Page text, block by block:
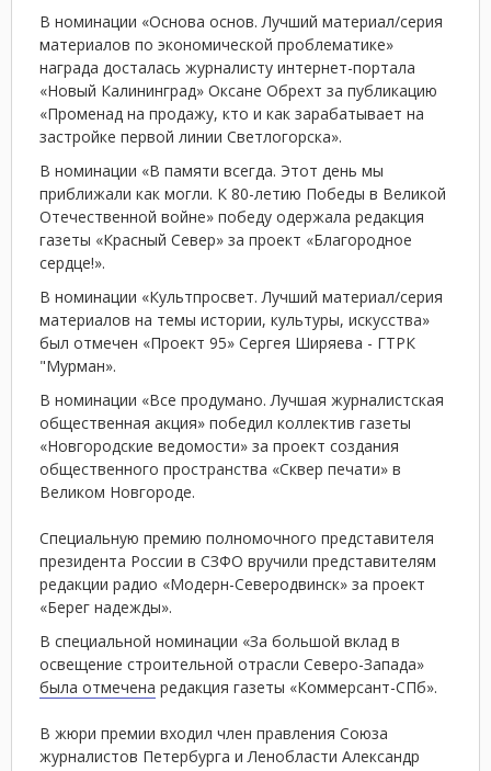
В номинации «Основа основ. Лучший материал/серия
материалов по экономической проблематике»
награда досталась журналисту интернет-портала
«Новый Калининград» Оксане Обрехт за публикацию
«Променад на продажу, кто и как зарабатывает на
застройке первой линии Светлогорска».
В номинации «В памяти всегда. Этот день мы
приближали как могли. К 80-летию Победы в Великой
Отечественной войне» победу одержала редакция
газеты «Красный Север» за проект «Благородное
сердце!».
В номинации «Культпросвет. Лучший материал/серия
материалов на темы истории, культуры, искусства»
был отмечен «Проект 95» Сергея Ширяева - ГТРК
"Мурман».
В номинации «Все продумано. Лучшая журналистская
общественная акция» победил коллектив газеты
«Новгородские ведомости» за проект создания
общественного пространства «Сквер печати» в
Великом Новгороде.
Специальную премию полномочного представителя
президента России в СЗФО вручили представителям
редакции радио «Модерн-Северодвинск» за проект
«Берег надежды».
В специальной номинации «За большой вклад в
освещение строительной отрасли Северо-Запада»
была отмечена редакция газеты «Коммерсант-СПб».
В жюри премии входил член правления Союза
журналистов Петербурга и Ленобласти Александр